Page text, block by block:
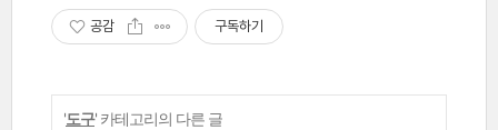
공감 구독하기
'도구' 카테고리의 다른 글